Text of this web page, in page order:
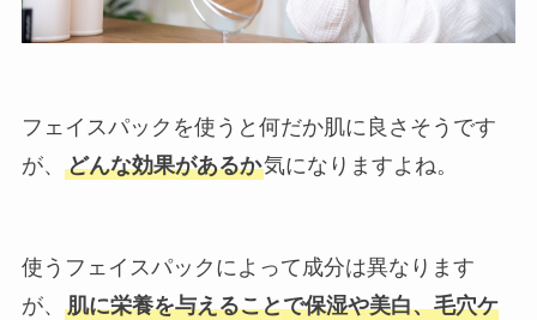
フェイスパックを使うと何だか肌に良さそうです
が、 どんな効果があるか気になりますよね。
使うフェイスパックによって成分は異なります
が、 肌に栄養を与えることで保湿や美白、毛穴ケ